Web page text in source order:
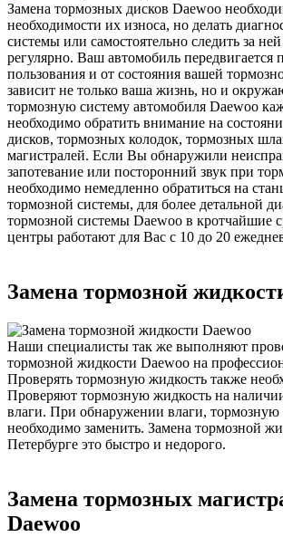
Замена тормозных дисков Daewoo
необходимости их износа, но делать
системы или самостоятельно следить за
регулярно. Ваш автомобиль передвигается
пользования и от состояния вашей
зависит не только ваша жизнь, но и
тормозную систему автомобиля Daewoo
необходимо обратить внимание на
дисков, тормозных колодок, тормозных
магистралей. Если Вы обнаружили
запотевание или посторонний звук при
необходимо немедленно обратиться на
тормозной системы, для более детальной
тормозной системы Daewoo в кротчайшие
центры работают для Вас с 10 до 20
Замена тормозной
Наши специалисты так же выполняют
тормозной жидкости Daewoo на
Проверять тормозную жидкость также
Проверяют тормозную жидкость на
влаги. При обнаружении влаги, тормозную
необходимо заменить. Замена тормозной
Петербурге это быстро и недорого.
Замена тормозных
Daewoo